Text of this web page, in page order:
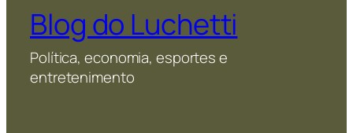
Blog do Luchetti
Política, economia, esportes e
entretenimento